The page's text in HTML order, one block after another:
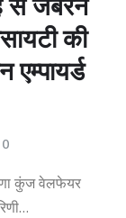
की
0
कुंज वेलफेयर